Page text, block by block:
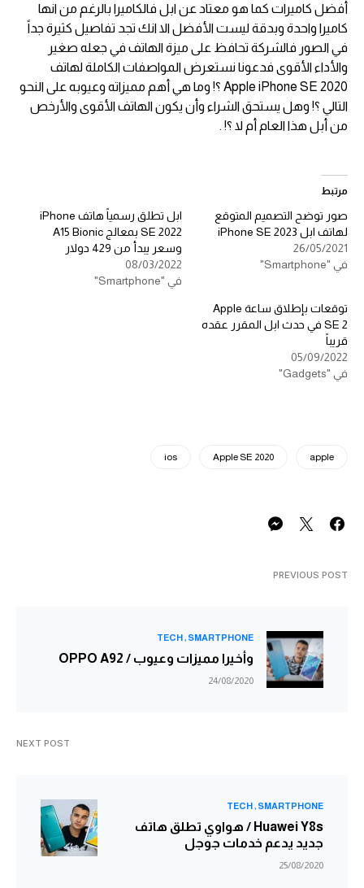
أفضل كاميرات كما هو معتاد عن ابل فالكاميرا بالرغم من انها
كاميرا واحدة وبدقة ليست الأفضل الا انك تجد تفاصيل كثيرة جداً
في الصور فالشركة تحافظ على ميزة الهاتف في جعله صغير
والأداء الأقوى فدعونا نستعرض المواصفات الكاملة لهاتف
Apple iPhone SE 2020 ؟! وما هي أهم مميزاته وعيوبه على النحو
التالي ؟! وهل يستحق الشراء وأن يكون الهاتف الأقوى والأرخص
من أبل هذا العام أم لا ؟! .
مرتبط
صور توضح التصميم المتوقع
لهاتف ابل iPhone SE 2023
26/05/2021
في "Smartphone"
ابل تطلق رسمياً هاتف iPhone
SE 2022 بمعالج A15 Bionic
وسعر يبدأ من 429 دولار
08/03/2022
في "Smartphone"
توقعات بإطلاق ساعة Apple
SE 2 في حدث ابل المقرر عقده
قريباً
05/09/2022
في "Gadgets"
apple
Apple SE 2020
ios
PREVIOUS POST
SMARTPHONE
TECH
وأخيرا مميزات وعيوب / OPPO A92
24/08/2020
NEXT POST
SMARTPHONE
TECH
Huawei Y8s / هواوي تطلق هاتف
جديد يدعم خدمات جوجل
25/08/2020